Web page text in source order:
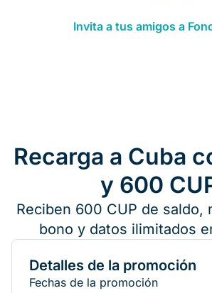
Invita a tus amigos a
Recarga a Cuba
y 600
Reciben 600 CUP de saldo,
bono y datos ilimitados
Detalles de la promoción
Fechas de la promoción